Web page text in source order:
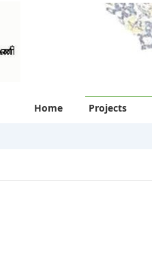
Navigation
Home Projects